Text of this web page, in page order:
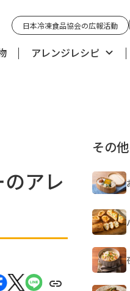
日本冷凍食品協会の広報活動
アレンジレシピ
アレ
その